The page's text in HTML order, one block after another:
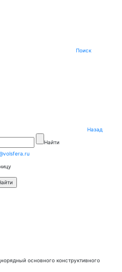
Поиск
Назад
Найти
основного конструктивного